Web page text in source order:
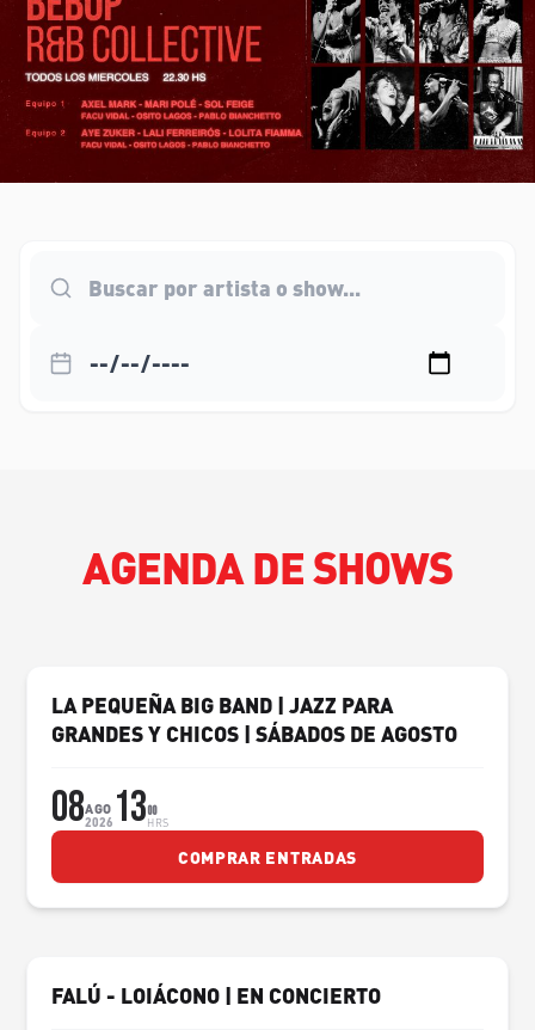
AGENDA DE SHOWS
LA PEQUEÑA BIG BAND | JAZZ PARA
GRANDES Y CHICOS | SÁBADOS DE AGOSTO
08AGO
2026 1300
HRS
COMPRAR ENTRADAS
FALÚ - LOIÁCONO | EN CONCIERTO